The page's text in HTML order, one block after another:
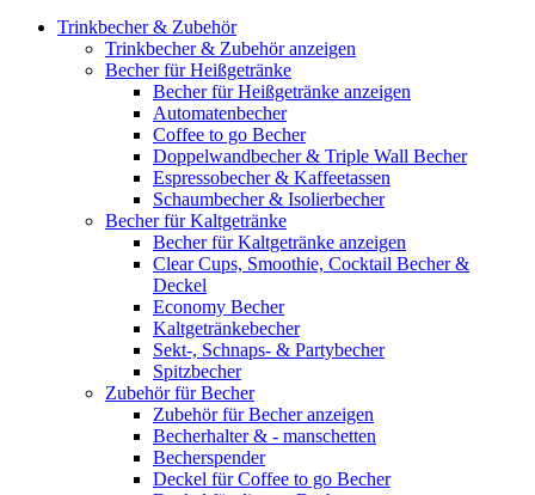
Trinkbecher & Zubehör
Trinkbecher & Zubehör anzeigen
Becher für Heißgetränke
Becher für Heißgetränke anzeigen
Automatenbecher
Coffee to go Becher
Doppelwandbecher & Triple Wall Becher
Espressobecher & Kaffeetassen
Schaumbecher & Isolierbecher
Becher für Kaltgetränke
Becher für Kaltgetränke anzeigen
Clear Cups, Smoothie, Cocktail Becher &
Deckel
Economy Becher
Kaltgetränkebecher
Sekt-, Schnaps- & Partybecher
Spitzbecher
Zubehör für Becher
Zubehör für Becher anzeigen
Becherhalter & - manschetten
Becherspender
Deckel für Coffee to go Becher